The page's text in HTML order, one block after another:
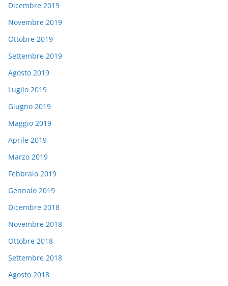
Dicembre 2019
Novembre 2019
Ottobre 2019
Settembre 2019
Agosto 2019
Luglio 2019
Giugno 2019
Maggio 2019
Aprile 2019
Marzo 2019
Febbraio 2019
Gennaio 2019
Dicembre 2018
Novembre 2018
Ottobre 2018
Settembre 2018
Agosto 2018